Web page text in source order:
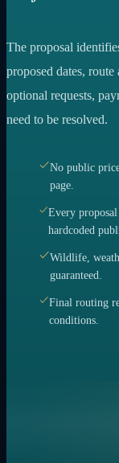
The proposal
proposed dates,
optional requests,
need to be resolved.
No public
page.
Every
hardcoded
Wildlife,
guaranteed.
Final routing
conditions.